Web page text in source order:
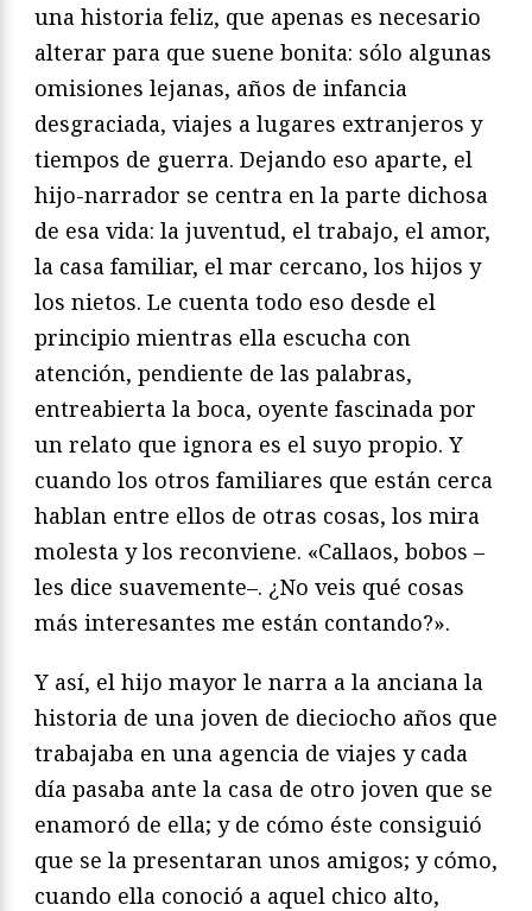
una historia feliz, que apenas es necesario
alterar para que suene bonita: sólo algunas
omisiones lejanas, años de infancia
desgraciada, viajes a lugares extranjeros y
tiempos de guerra. Dejando eso aparte, el
hijo-narrador se centra en la parte dichosa
de esa vida: la juventud, el trabajo, el amor,
la casa familiar, el mar cercano, los hijos y
los nietos. Le cuenta todo eso desde el
principio mientras ella escucha con
atención, pendiente de las palabras,
entreabierta la boca, oyente fascinada por
un relato que ignora es el suyo propio. Y
cuando los otros familiares que están cerca
hablan entre ellos de otras cosas, los mira
molesta y los reconviene. «Callaos, bobos –
les dice suavemente–. ¿No veis qué cosas
más interesantes me están contando?».
Y así, el hijo mayor le narra a la anciana la
historia de una joven de dieciocho años que
trabajaba en una agencia de viajes y cada
día pasaba ante la casa de otro joven que se
enamoró de ella; y de cómo éste consiguió
que se la presentaran unos amigos; y cómo,
cuando ella conoció a aquel chico alto,